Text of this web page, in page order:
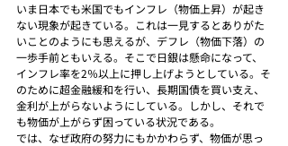
いま日本でも米国でもインフレ（物価上昇）が起き
ない現象が起きている。これは一見するとありがた
いことのようにも思えるが、デフレ（物価下落）の
一歩手前ともいえる。そこで日銀は懸命になって、
インフレ率を2％以上に押し上げようとしている。そ
のために超金融緩和を行い、長期国債を買い支え、
金利が上がらないようにしている。しかし、それで
も物価が上がらず困っている状況である。
では、なぜ政府の努力にもかかわらず、物価が思っ